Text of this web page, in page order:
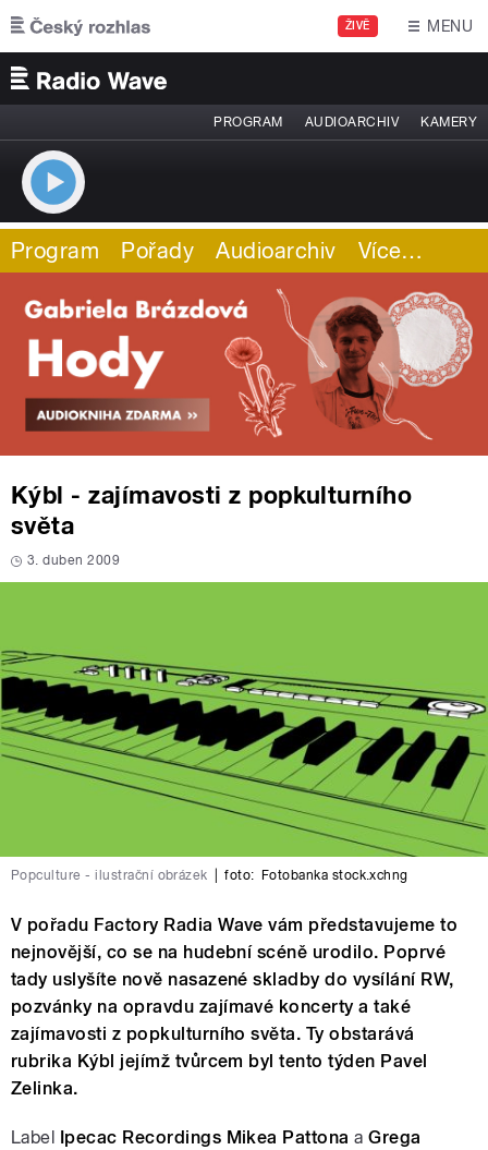
Přejít k hlavnímu obsahu
ŽIVĚ MENU
PROGRAM AUDIOARCHIV KAMERY
Program Pořady Audioarchiv Více…
Kýbl - zajímavosti z popkulturního
světa
3. duben 2009
Popculture - ilustrační obrázek foto: Fotobanka stock.xchng
V pořadu Factory Radia Wave vám představujeme to
nejnovější, co se na hudební scéně urodilo. Poprvé
tady uslyšíte nově nasazené skladby do vysílání RW,
pozvánky na opravdu zajímavé koncerty a také
zajímavosti z popkulturního světa. Ty obstarává
rubrika Kýbl jejímž tvůrcem byl tento týden Pavel
Zelinka.
Label Ipecac Recordings Mikea Pattona aGrega